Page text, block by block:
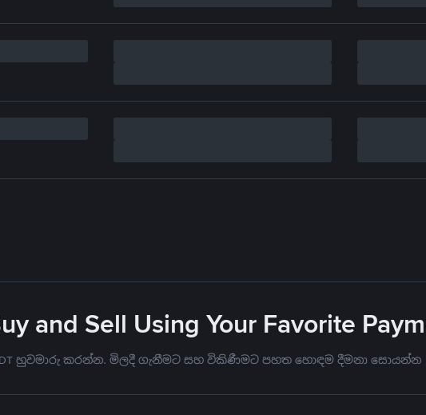
and Sell Using Your Favorite
USDT හුවමාරු කරන්න. මිලදී ගැනීමට සහ විකිණීමට පහත හොඳම දීමනා සොයන්න